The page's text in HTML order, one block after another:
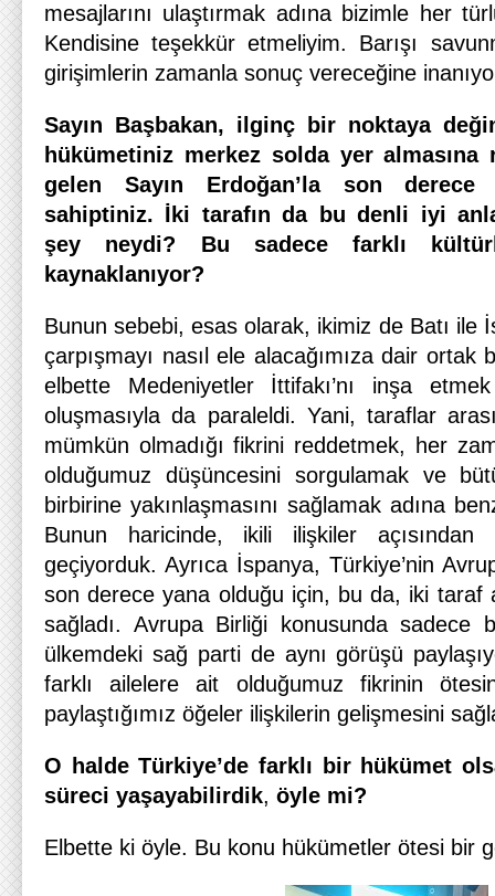
mesajlarını ulaştırmak adına bizimle her
Kendisine teşekkür etmeliyim. Barışı
girişimlerin zamanla sonuç vereceğine
Sayın Başbakan, ilginç bir noktaya
hükümetiniz merkez solda yer almasına
gelen Sayın Erdoğan’la son
sahiptiniz. İki tarafın da bu denli iyi
şey neydi? Bu sadece farklı
kaynaklanıyor?
Bunun sebebi, esas olarak, ikimiz de Batı ile
çarpışmayı nasıl ele alacağımıza dair ortak
elbette Medeniyetler İttifakı’nı inşa
oluşmasıyla da paraleldi. Yani, taraflar
mümkün olmadığı fikrini reddetmek, her
olduğumuz düşüncesini sorgulamak ve
birbirine yakınlaşmasını sağlamak adına
Bunun haricinde, ikili ilişkiler
geçiyorduk. Ayrıca İspanya, Türkiye’nin
son derece yana olduğu için, bu da, iki taraf
sağladı. Avrupa Birliği konusunda sadece
ülkemdeki sağ parti de aynı görüşü
farklı ailelere ait olduğumuz fikrinin
paylaştığımız öğeler ilişkilerin gelişmesini
O halde Türkiye’de farklı bir hükümet
süreci yaşayabilirdik, öyle mi?
Elbette ki öyle. Bu konu hükümetler ötesi bir